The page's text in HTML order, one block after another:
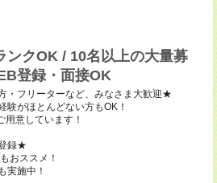
ンクOK / 10名以上の大量募
登録・面接OK
・フリーターなど、みなさま大歓迎★
験がほとんどない方もOK！
意しています！
録★
おススメ！
実施中！